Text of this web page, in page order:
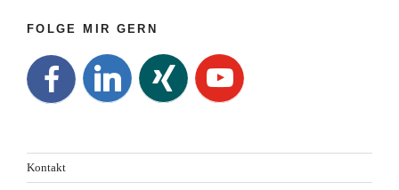
FOLGE MIR GERN
Kontakt